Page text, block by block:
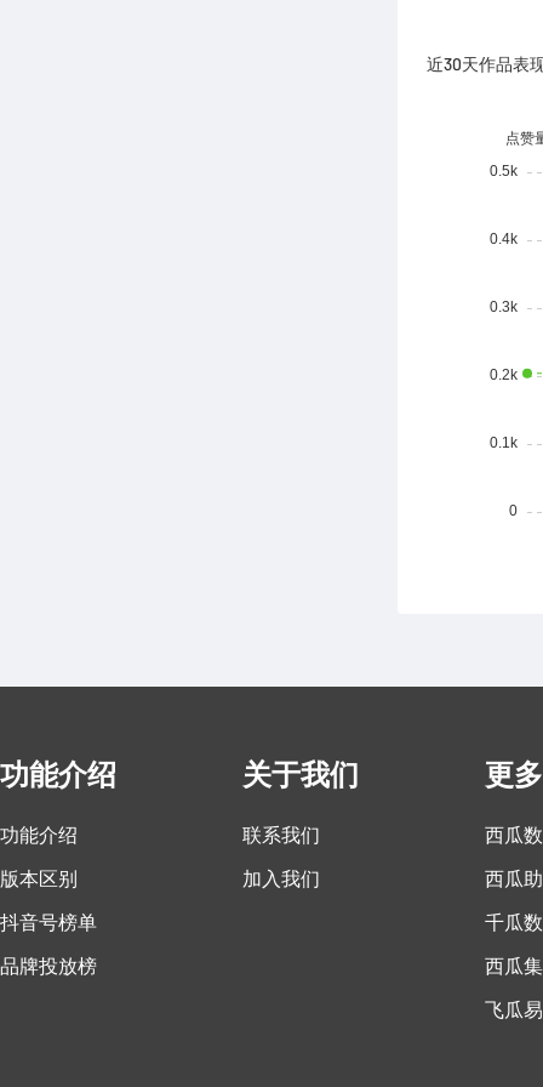
近30天作品表
功能介绍
功能介绍
版本区别
抖音号榜单
品牌投放榜
关于我们
联系我们
加入我们
更
西瓜
西瓜
千瓜
西瓜集
飞瓜